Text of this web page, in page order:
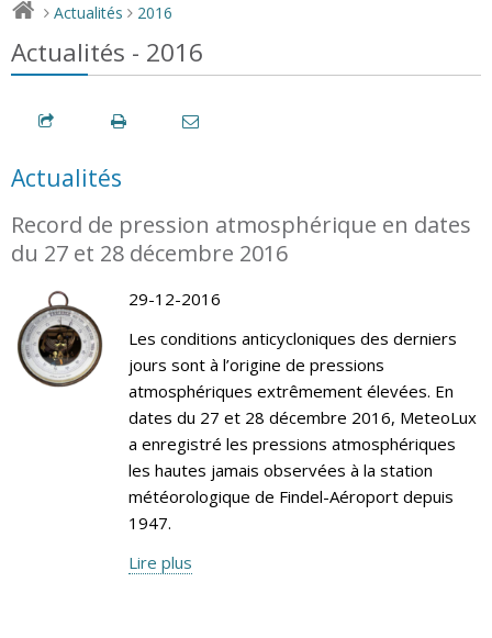
> Actualités > 2016
Actualités - 2016
Actualités
Record de pression atmosphérique en dates
du 27 et 28 décembre 2016
29-12-2016
Les conditions anticycloniques des derniers
jours sont à l’origine de pressions
atmosphériques extrêmement élevées. En
dates du 27 et 28 décembre 2016, MeteoLux
a enregistré les pressions atmosphériques
les hautes jamais observées à la station
météorologique de Findel-Aéroport depuis
1947.
Lire plus